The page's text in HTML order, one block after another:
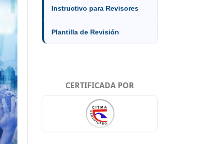
Instructivo para Revisores
Plantilla de Revisión
CERTIFICADA POR